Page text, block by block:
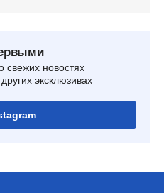
свежих новостях
эксклюзивах